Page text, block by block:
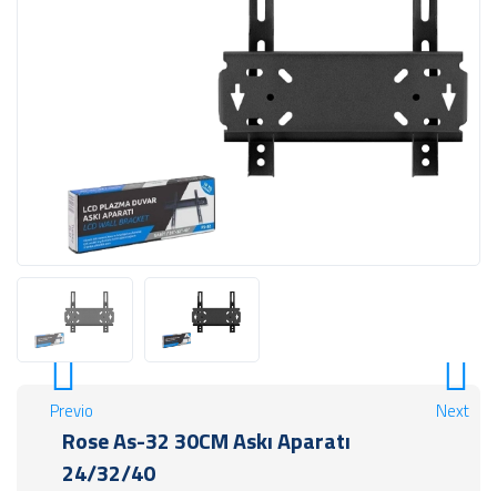
Previous Next
Rose As-32 30CM Askı Aparatı
24/32/40